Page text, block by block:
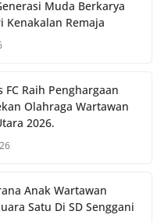
Muda Berkarya
Kenakalan Remaja
FC Raih Penghargaan
Olahraga Wartawan
2026.
Anak Wartawan
Satu Di SD Senggani